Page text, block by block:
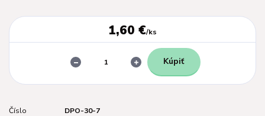
1,60 €/ks
Kúpiť
Číslo
DPO-30-7